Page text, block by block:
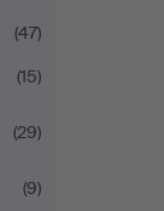
(47)
(15)
(29)
(9)